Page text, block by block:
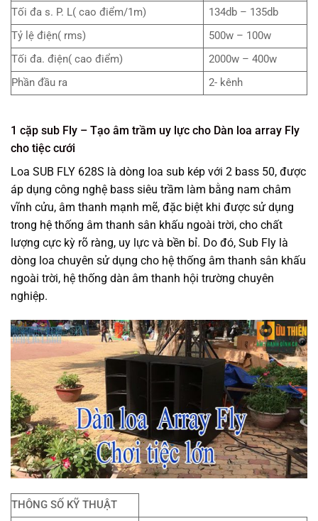
Tối đa s. P. L( cao điểm/1m)
134db – 135db
Tỷ lệ điện( rms)
500w – 100w
Tối đa. điện( cao điểm)
2000w – 400w
Phần đầu ra
2- kênh
1 cặp sub Fly – Tạo âm trầm uy lực cho Dàn loa array Fly
cho tiệc cưới
Loa SUB FLY 628S là dòng loa sub kép với 2 bass 50, được
áp dụng công nghệ bass siêu trầm làm bằng nam châm
vĩnh cửu, âm thanh mạnh mẽ, đặc biệt khi được sử dụng
trong hệ thống âm thanh sân khấu ngoài trời, cho chất
lượng cực kỳ rõ ràng, uy lực và bền bỉ. Do đó, Sub Fly là
dòng loa chuyên sử dụng cho hệ thống âm thanh sân khấu
ngoài trời, hệ thống dàn âm thanh hội trường chuyên
nghiệp.
THÔNG SỐ KỸ THUẬT